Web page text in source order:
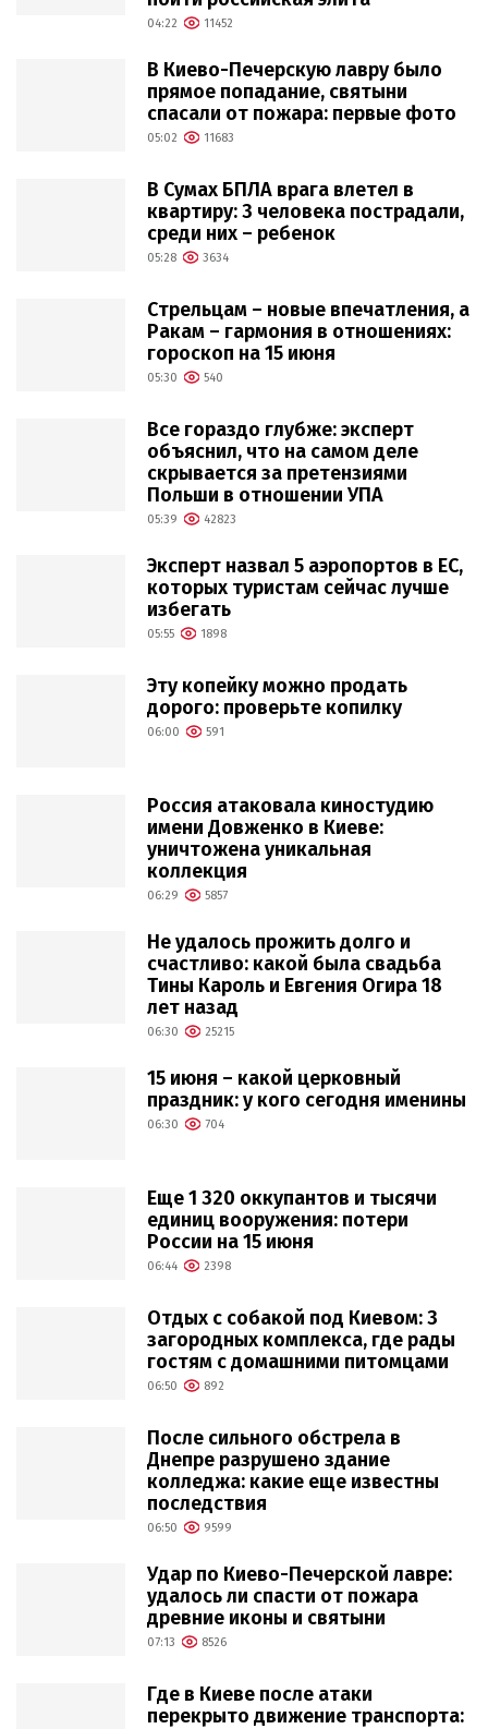
04:22 11452
В Киево-Печерскую лавру было
прямое попадание, святыни
спасали от пожара: первые фото
05:02 11683
В Сумах БПЛА врага влетел в
квартиру: 3 человека пострадали,
среди них – ребенок
05:28 3634
Стрельцам – новые впечатления, а
Ракам – гармония в отношениях:
гороскоп на 15 июня
05:30 540
Все гораздо глубже: эксперт
объяснил, что на самом деле
скрывается за претензиями
Польши в отношении УПА
05:39 42823
Эксперт назвал 5 аэропортов в ЕС,
которых туристам сейчас лучше
избегать
05:55 1898
Эту копейку можно продать
дорого: проверьте копилку
06:00 591
Россия атаковала киностудию
имени Довженко в Киеве:
уничтожена уникальная
коллекция
06:29 5857
Не удалось прожить долго и
счастливо: какой была свадьба
Тины Кароль и Евгения Огира 18
лет назад
06:30 25215
15 июня – какой церковный
праздник: у кого сегодня именины
06:30 704
Еще 1 320 оккупантов и тысячи
единиц вооружения: потери
России на 15 июня
06:44 2398
Отдых с собакой под Киевом: 3
загородных комплекса, где рады
гостям с домашними питомцами
06:50 892
После сильного обстрела в
Днепре разрушено здание
колледжа: какие еще известны
последствия
06:50 9599
Удар по Киево-Печерской лавре:
удалось ли спасти от пожара
древние иконы и святыни
07:13 8526
Где в Киеве после атаки
перекрыто движение транспорта: